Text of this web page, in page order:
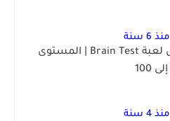
منذ 6 سنة
حل لعبة Brain Test | المستوى
منذ 4 سنة